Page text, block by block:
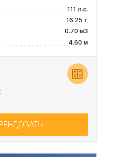
111 л.с.
16.25 т
0.70 м3
4.60 м